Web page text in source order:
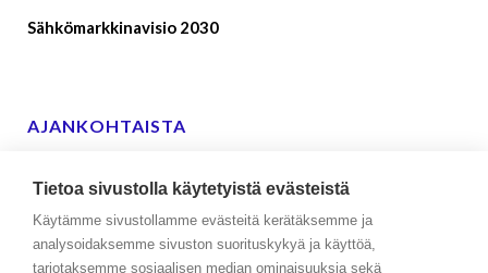
Sähkömarkkinavisio 2030
AJANKOHTAISTA
Suomen sähkönkäyttäjien lausunto ehdoista ja
09.01.2026
Tietoa sivustolla käytetyistä evästeistä
Käytämme sivustollamme evästeitä kerätäksemme ja
analysoidaksemme sivuston suorituskykyä ja käyttöä,
tarjotaksemme sosiaalisen median ominaisuuksia sekä